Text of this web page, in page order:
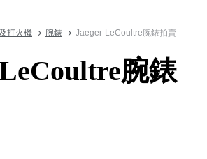
打火機 腕錶 Jaeger-LeCoultre腕錶拍賣
腕錶